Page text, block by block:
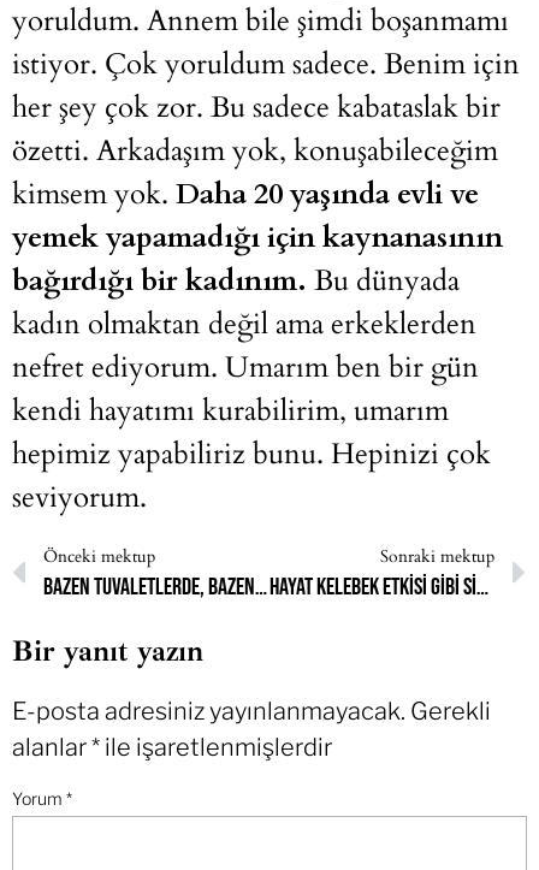
yoruldum. Annem bile şimdi boşanmamı
istiyor. Çok yoruldum sadece. Benim için
her şey çok zor. Bu sadece kabataslak bir
özetti. Arkadaşım yok, konuşabileceğim
kimsem yok. Daha 20 yaşında evli ve
yemek yapamadığı için kaynanasının
bağırdığı bir kadınım. Bu dünyada
kadın olmaktan değil ama erkeklerden
nefret ediyorum. Umarım ben bir gün
kendi hayatımı kurabilirim, umarım
hepimiz yapabiliriz bunu. Hepinizi çok
seviyorum.
Önceki mektup
Bazen tuvaletlerde, bazen ıssız sokaklarda, bazen de bir kamyonun arkasına geçerek başımı açtım
Sonraki mektup
Hayat kelebek etkisi gibi sizde yaralar açıyor
Bir yanıt yazın
E-posta adresiniz yayınlanmayacak. Gerekli
alanlar* ile işaretlenmişlerdir
Yorum *